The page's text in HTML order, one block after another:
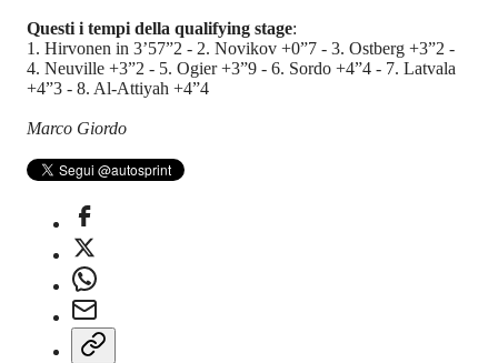
Questi i tempi della qualifying stage:
1. Hirvonen in 3’57”2 - 2. Novikov +0”7 - 3. Ostberg +3”2 -
4. Neuville +3”2 - 5. Ogier +3”9 - 6. Sordo +4”4 - 7. Latvala
+4”3 - 8. Al-Attiyah +4”4
Marco Giordo